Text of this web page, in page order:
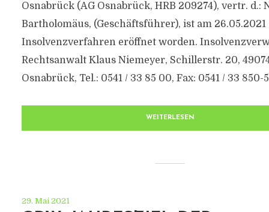
Osnabrück (AG Osnabrück, HRB 209274), vertr. d.:
Bartholomäus, (Geschäftsführer), ist am 26.05.2021
Insolvenzverfahren eröffnet worden.
Rechtsanwalt Klaus Niemeyer, Schillerstr. 20,
Osnabrück, Tel.: 0541 / 33 85 00, Fax: 0541 / 33 850-
WEITERLESEN
29. Mai 2021